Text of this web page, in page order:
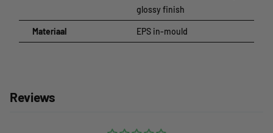
glossy finish
Materiaal EPS in-mould
Reviews